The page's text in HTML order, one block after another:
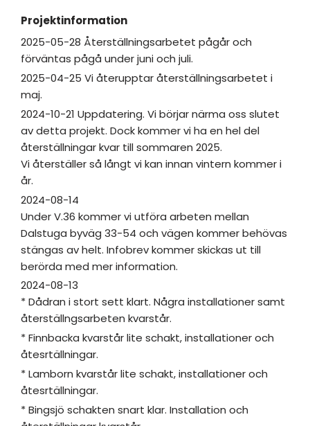
Projektinformation
2025-05-28 Återställningsarbetet pågår och
förväntas pågå under juni och juli.
2025-04-25 Vi återupptar återställningsarbetet i
maj.
2024-10-21 Uppdatering. Vi börjar närma oss slutet
av detta projekt. Dock kommer vi ha en hel del
återställningar kvar till sommaren 2025.
Vi återställer så långt vi kan innan vintern kommer i
år.
2024-08-14
Under V.36 kommer vi utföra arbeten mellan
Dalstuga byväg 33-54 och vägen kommer behövas
stängas av helt. Infobrev kommer skickas ut till
berörda med mer information.
2024-08-13
* Dådran i stort sett klart. Några installationer samt
återställngsarbeten kvarstår.
* Finnbacka kvarstår lite schakt, installationer och
åtesrtällningar.
* Lamborn kvarstår lite schakt, installationer och
åtesrtällningar.
* Bingsjö schakten snart klar. Installation och